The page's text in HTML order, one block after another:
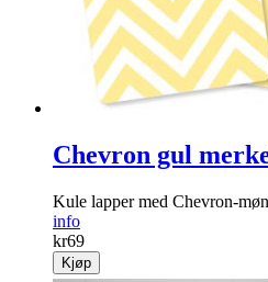
Chevron gul
Kule lapper med Chevron-
info
kr69
Kjøp